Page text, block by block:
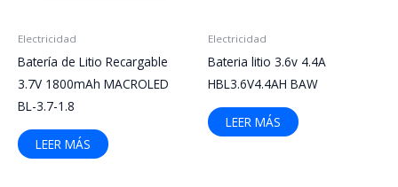
Electricidad
Batería de Litio Recargable
3.7V 1800mAh MACROLED
BL-3.7-1.8
LEER MÁS
Electricidad
Bateria litio 3.6v 4.4A
HBL3.6V4.4AH BAW
LEER MÁS